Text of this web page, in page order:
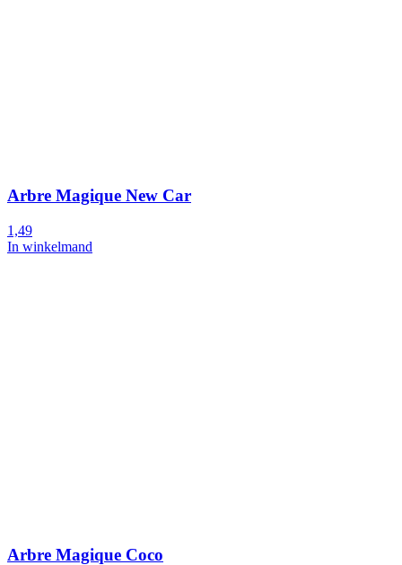
Arbre Magique New Car
1,49
In winkelmand
Arbre Magique Coco